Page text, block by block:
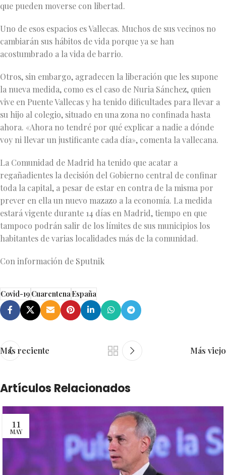
que pueden moverse con libertad.
Uno de esos espacios es Vallecas. Muchos de sus vecinos no
cambiarán sus hábitos de vida porque ya se han
acostumbrado a la vida de barrio.
Otros, sin embargo, agradecen la liberación que les supone
la nueva medida, como es el caso de Nuria Sánchez, quien
vive en Puente Vallecas y ha tenido dificultades para llevar a
su hijo al colegio, situado en una zona no confinada hasta
ahora. «Ahora no tendré por qué explicar a nadie a dónde
voy ni llevar un justificante cada día», comenta la vallecana.
La Comunidad de Madrid ha tenido que acatar a
regañadientes la decisión del Gobierno central de confinar
toda la capital, a pesar de estar en contra de la misma por
prever en ella un nuevo mazazo a la economía. La medida
estará vigente durante 14 días en Madrid, tiempo en que
tampoco podrán salir de los límites de sus municipios los
habitantes de varias localidades más de la comunidad.
Con información de Sputnik
Covid-19CuarentenaEspaña
Más reciente Más viejo
Artículos Relacionados
11
MAY